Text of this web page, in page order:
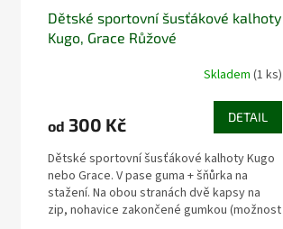
Dětské sportovní šusťákové kalhoty
Kugo, Grace Růžové
Skladem (1 ks)
od 300 Kč DETAIL
Dětské sportovní šusťákové kalhoty Kugo
nebo Grace. V pase guma + šňůrka na
stažení. Na obou stranách dvě kapsy na
zip, nohavice zakončené gumkou (možnost